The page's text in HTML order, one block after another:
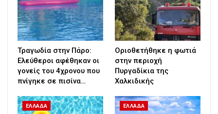
Τραγωδία στην Πάρο:
Ελεύθεροι αφέθηκαν οι
γονείς του 4χρονου που
πνίγηκε σε πισίνα…
Οριοθετήθηκε η φωτιά
στην περιοχή
Πυργαδίκια της
Χαλκιδικής
ΕΛΛΑΔΑ ΕΛΛΑΔΑ